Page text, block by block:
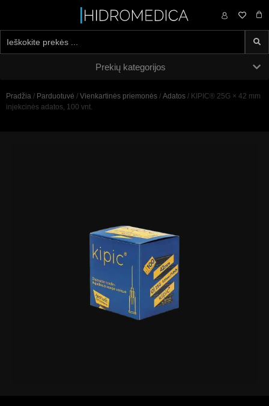
0,00 €
Prekių kategorijos
Pradžia / Parduotuvė / Vienkartinės priemonės / Adatos / KIPIC® 25G × 42 mm
injekcinės adatos, 100 vnt.